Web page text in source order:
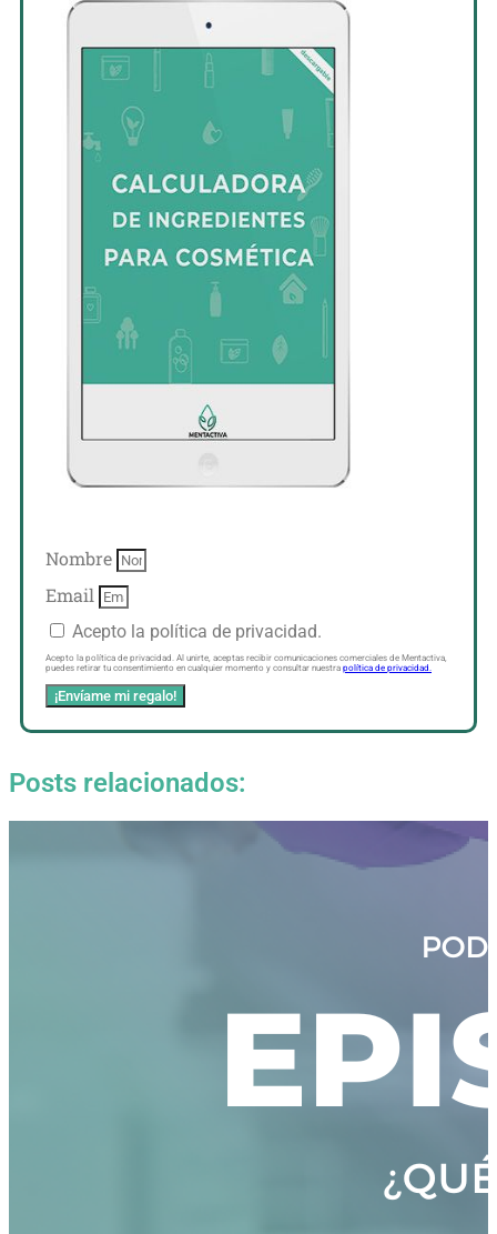
Nombre
Email
Acepto la política de privacidad.
Acepto la política de privacidad. Al unirte, aceptas recibir comunicaciones comerciales de Mentactiva,
puedes retirar tu consentimiento en cualquier momento y consultar nuestra política de privacidad.
¡Envíame mi regalo!
Posts relacionados: